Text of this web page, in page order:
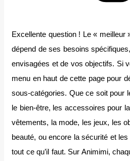
Excellente question ! Le « meilleur
dépend de ses besoins
envisagées et de vos objectifs. Si
menu en haut de cette page pour
sous-catégories. Que ce soit pour
le bien-être, les accessoires pour
vêtements, la mode, les jeux, les
beauté, ou encore la sécurité et
tout ce qu’il faut. Sur Animimi,